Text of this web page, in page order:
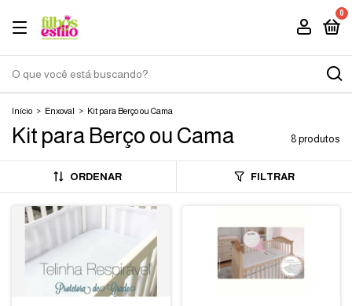
0
Início > Enxoval > Kit para Berço ou Cama
Kit para Berço ou Cama 8 produtos
ORDENAR FILTRAR